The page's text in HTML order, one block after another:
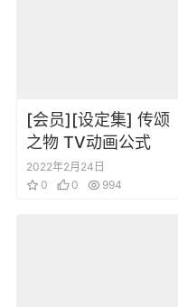
[会员][设定集] 传颂
之物 TV动画公式
2022年2月24日
0
0 994